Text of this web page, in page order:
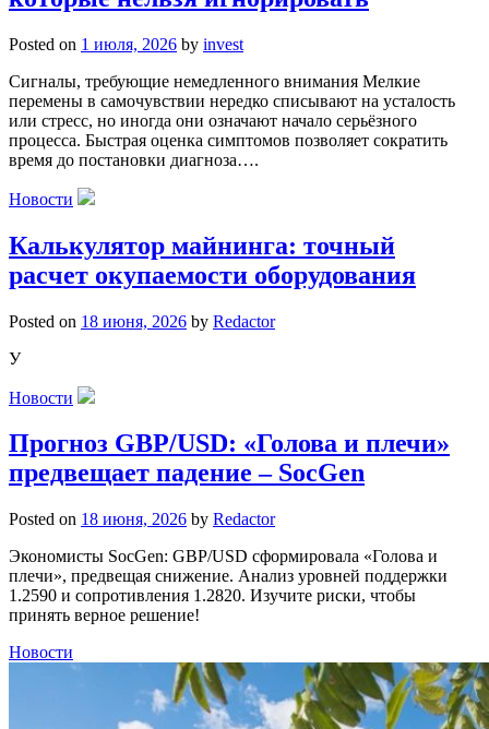
Posted on 1 июля, 2026 by invest
Сигналы, требующие немедленного внимания Мелкие
перемены в самочувствии нередко списывают на усталость
или стресс, но иногда они означают начало серьёзного
процесса. Быстрая оценка симптомов позволяет сократить
время до постановки диагноза….
Новости
Калькулятор майнинга: точный
расчет окупаемости оборудования
Posted on 18 июня, 2026 by Redactor
У
Новости
Прогноз GBP/USD: «Голова и плечи»
предвещает падение – SocGen
Posted on 18 июня, 2026 by Redactor
Экономисты SocGen: GBP/USD сформировала «Голова и
плечи», предвещая снижение. Анализ уровней поддержки
1.2590 и сопротивления 1.2820. Изучите риски, чтобы
принять верное решение!
Новости